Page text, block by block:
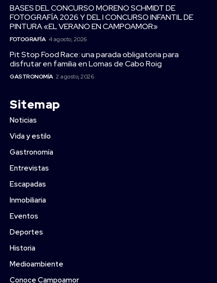
BASES DEL CONCURSO MORENO SCHMIDT DE
FOTOGRAFÍA 2026 Y DEL I CONCURSO INFANTIL DE
PINTURA «EL VERANO EN CAMPOAMOR»
FOTOGRAFÍA 4 agosto, 2026
Pit Stop Food Race: una parada obligatoria para
disfrutar en familia en Lomas de Cabo Roig
GASTRONOMÍA 2 agosto, 2026
Sitemap
Noticias
Vida y estilo
Gastronomía
Entrevistas
Escapadas
Inmobiliaria
Eventos
Deportes
Historia
Medioambiente
Conoce Campoamor